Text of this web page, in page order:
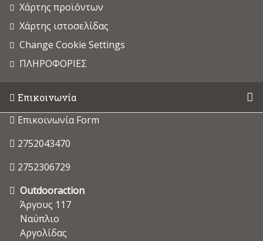
Χάρτης προϊόντων
Χάρτης ιστοσελίδας
Change Cookie Settings
ΠΛΗΡΟΦΟΡΙΕΣ
Επικοινωνία
Επικοινωνία Form
2752043470
2752306729
Outdooraction
Άργους 117
Ναύπλιο
Αργολίδας